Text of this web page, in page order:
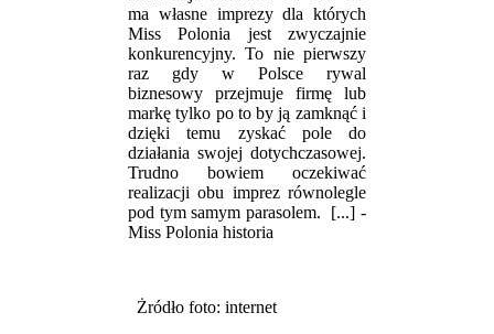
ma własne imprezy dla których
Miss Polonia jest zwyczajnie
konkurencyjny. To nie pierwszy
raz gdy w Polsce rywal
biznesowy przejmuje firmę lub
markę tylko po to by ją zamknąć i
dzięki temu zyskać pole do
działania swojej dotychczasowej.
Trudno bowiem oczekiwać
realizacji obu imprez równolegle
pod tym samym parasolem.
[...] -
Miss Polonia historia
Żródło foto: internet